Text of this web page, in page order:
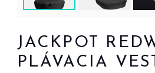
JACKPOT
PLÁVACIA